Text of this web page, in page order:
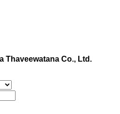
Thaveewatana Co., Ltd.